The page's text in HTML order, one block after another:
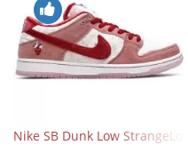
Nike SB Dunk Low